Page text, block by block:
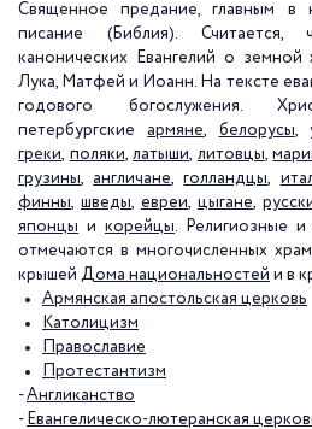
Священное предание, главным в
писание (Библия). Считается,
канонических Евангелий о
Лука, Матфей и Иоанн. На тексте
годового богослужения.
петербургскиеармяне, белорусы,
греки, поляки,латыши, литовцы,
грузины,англичане,голландцы,
финны, шведы, евреи, цыгане,
японцы и корейцы. Религиозные
отмечаются в многочисленных
крышей Дома национальностей и в
Армянская апостольская церковь
Католицизм
Православие
Протестантизм
-Англиканство
- Евангелическо-лютеранская